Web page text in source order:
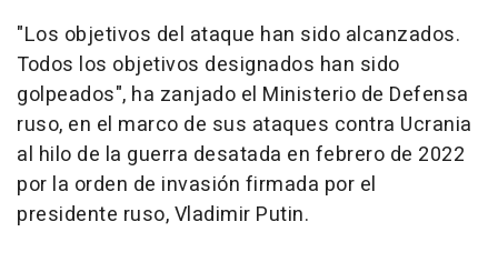
"Los objetivos del ataque han sido alcanzados.
Todos los objetivos designados han sido
golpeados", ha zanjado el Ministerio de Defensa
ruso, en el marco de sus ataques contra Ucrania
al hilo de la guerra desatada en febrero de 2022
por la orden de invasión firmada por el
presidente ruso, Vladimir Putin.